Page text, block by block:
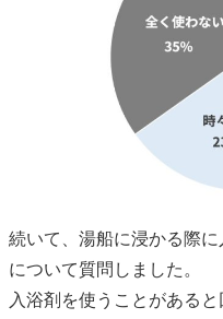
続いて、湯船に浸かる際
について質問しました。
入浴剤を使うことがあると